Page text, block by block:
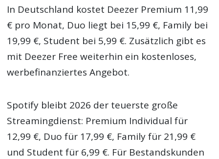
In Deutschland kostet Deezer Premium 11,99
€ pro Monat, Duo liegt bei 15,99 €, Family bei
19,99 €, Student bei 5,99 €. Zusätzlich gibt es
mit Deezer Free weiterhin ein kostenloses,
werbefinanziertes Angebot.
Spotify bleibt 2026 der teuerste große
Streamingdienst: Premium Individual für
12,99 €, Duo für 17,99 €, Family für 21,99 €
und Student für 6,99 €. Für Bestandskunden